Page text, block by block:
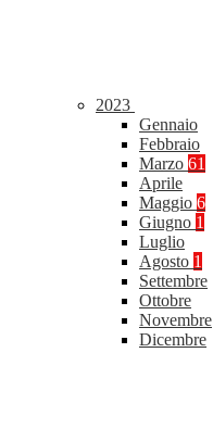
2023
Gennaio
Febbraio
Marzo 61
Aprile
Maggio 6
Giugno 1
Luglio
Agosto 1
Settembre
Ottobre
Novembre
Dicembre